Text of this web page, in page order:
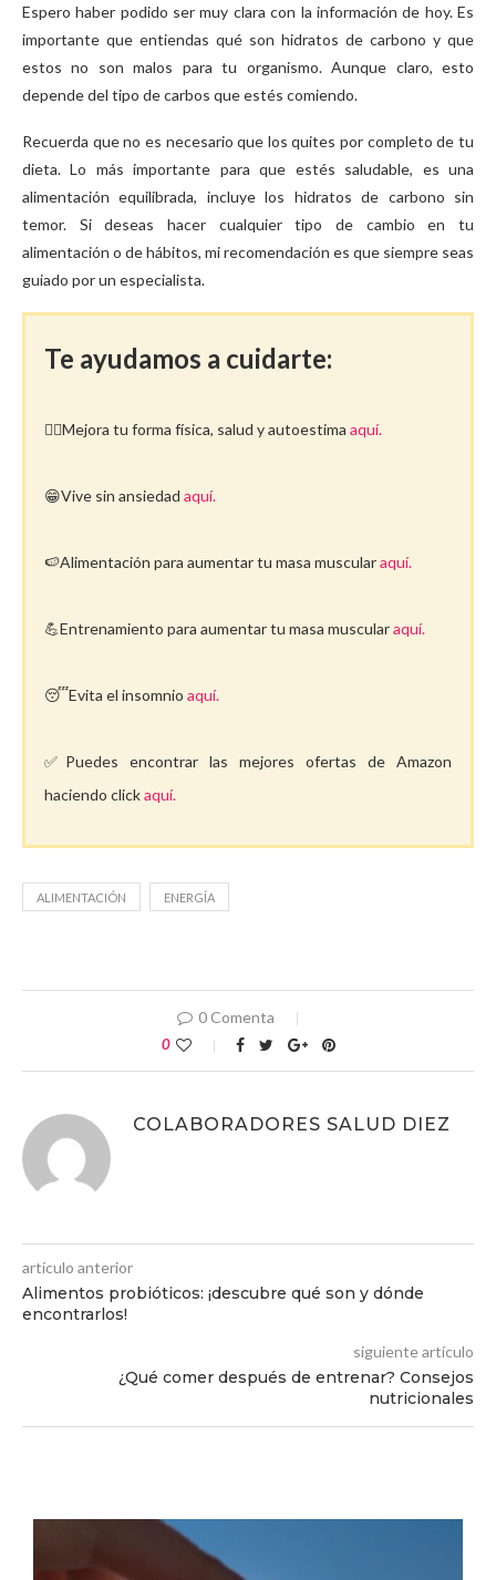
Espero haber podido ser muy clara con la información de hoy. Es
importante que entiendas qué son hidratos de carbono y que
estos no son malos para tu organismo. Aunque claro, esto
depende del tipo de carbos que estés comiendo.
Recuerda que no es necesario que los quites por completo de tu
dieta. Lo más importante para que estés saludable, es una
alimentación equilibrada, incluye los hidratos de carbono sin
temor. Si deseas hacer cualquier tipo de cambio en tu
alimentación o de hábitos, mi recomendación es que siempre seas
guiado por un especialista.
Te ayudamos a cuidarte:
🤸‍♀️Mejora tu forma física, salud y autoestima aquí.
😁Vive sin ansiedad aquí.
🍉Alimentación para aumentar tu masa muscularaquí.
💪Entrenamiento para aumentar tu masa muscularaquí.
😴Evita el insomnio aquí.
✅Puedes encontrar las mejores ofertas de Amazon
haciendo clickaquí.
ALIMENTACIÓN ENERGÍA
0 Comenta
0
COLABORADORES SALUD DIEZ
artículo anterior
Alimentos probióticos: ¡descubre qué son y dónde
encontrarlos!
siguiente artículo
¿Qué comer después de entrenar? Consejos
nutricionales